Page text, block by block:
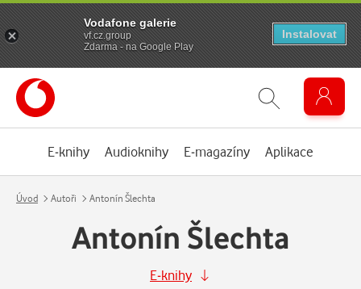
E-knihy Audioknihy E-magazíny Aplikace
Úvod Autoři Antonín Šlechta
Antonín Šlechta
E-knihy
Vodafone galerie
vf.cz.group
Zdarma - na Google Play
Instalovat